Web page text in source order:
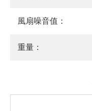
風扇噪音值：
重量：